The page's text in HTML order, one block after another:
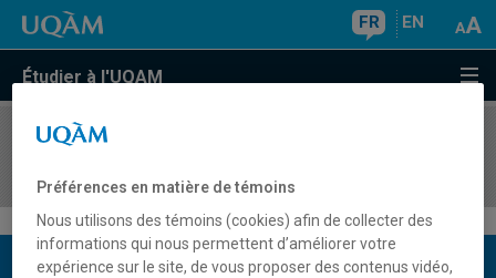
FR EN
Étudier à l'UQAM
COURS//
Description du cours
Préférences en matière de témoins
Nous utilisons des témoins (cookies) afin de collecter des
informations qui nous permettent d’améliorer votre
expérience sur le site, de vous proposer des contenus vidéo,